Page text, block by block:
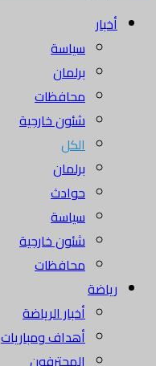
أخبار
سياسة
برلمان
محافظات
شئون خارجية
الكل
برلمان
حوادث
سياسة
شئون خارجية
محافظات
رياضة
أخبار الرياضة
أهداف ومباريات
المحترفون